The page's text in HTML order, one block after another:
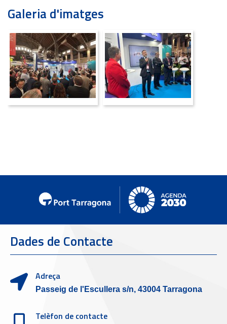
Galeria d'imatges
Dades de Contacte
Adreça
Passeig de l'Escullera s/n, 43004 Tarragona
Telèfon de contacte